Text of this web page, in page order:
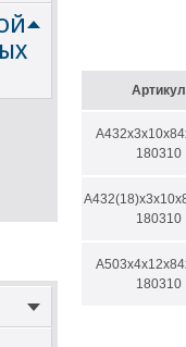
Пластиковые
обладают
Артикул
180310
180310
180310